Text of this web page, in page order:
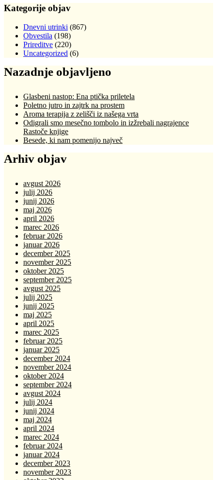
Kategorije objav
Dnevni utrinki (867)
Obvestila (198)
Prireditve (220)
Uncategorized (6)
Nazadnje objavljeno
Glasbeni nastop: Ena ptička priletela
Poletno jutro in zajtrk na prostem
Aroma terapija z zelišči iz našega vrta
Odigrali smo mesečno tombolo in izžrebali nagrajence
Rastoče knjige
Besede, ki nam pomenijo največ
Arhiv objav
avgust 2026
julij 2026
junij 2026
maj 2026
april 2026
marec 2026
februar 2026
januar 2026
december 2025
november 2025
oktober 2025
september 2025
avgust 2025
julij 2025
junij 2025
maj 2025
april 2025
marec 2025
februar 2025
januar 2025
december 2024
november 2024
oktober 2024
september 2024
avgust 2024
julij 2024
junij 2024
maj 2024
april 2024
marec 2024
februar 2024
januar 2024
december 2023
november 2023